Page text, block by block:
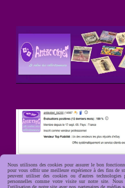
Nous utilisons des cookies pour assurer le bon
pour vous offrir une meilleure expérience à des fins de
peuvent utiliser des cookies ou d'autres
personnelles comme votre visite sur notre site. Nous
l'utilisation de notre site avec nos partenaires de médias